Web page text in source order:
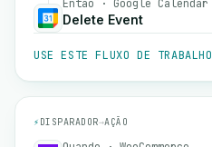
Então · Google Calendar
Delete Event
USE ESTE FLUXO DE TRABALHO
⚡ DISPARADOR→AÇÃO